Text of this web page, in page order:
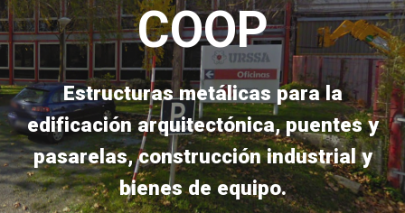
COOP
Estructuras metálicas para la
edificación arquitectónica, puentes y
pasarelas, construcción industrial y
bienes de equipo.